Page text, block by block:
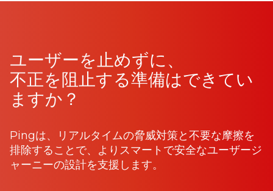
ユーザーを止めずに、
不正を阻止する準備はできてい
ますか？
Pingは、リアルタイムの脅威対策と不要な摩擦を
排除することで、よりスマートで安全なユーザージ
ャーニーの設計を支援します。